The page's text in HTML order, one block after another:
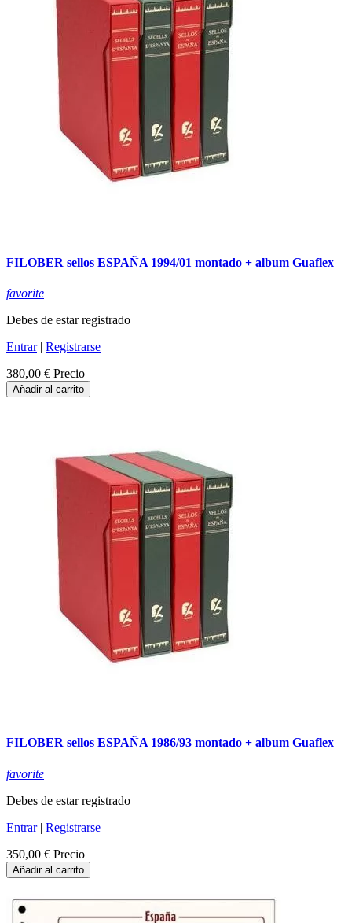
FILOBER sellos ESPAÑA 1994/01 montado + album Guaflex
favorite
Debes de estar registrado
Entrar| Registrarse
380,00 € Precio
Añadir al carrito
FILOBER sellos ESPAÑA 1986/93 montado + album Guaflex
favorite
Debes de estar registrado
Entrar| Registrarse
350,00 € Precio
Añadir al carrito